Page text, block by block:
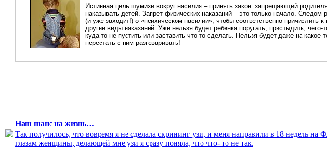
Истинная цель шумихи вокруг насилия – принять закон, запрещающий
наказывать детей. Запрет физических наказаний – это только начало. Следом
(и уже заходит!) о «психическом насилии», чтобы соответственно причислить к
другие виды наказаний. Уже нельзя будет ребенка поругать, пристыдить, чего-
куда-то не пустить или заставить что-то сделать. Нельзя будет даже на какое-
перестать с ним разговаривать!
Наш шанс на жизнь…
Так получилось, что вовремя я не сделала скрининг узи, и меня направили в 18 недель
глазам женщины, делающей мне узи я сразу поняла, что что- то не так.